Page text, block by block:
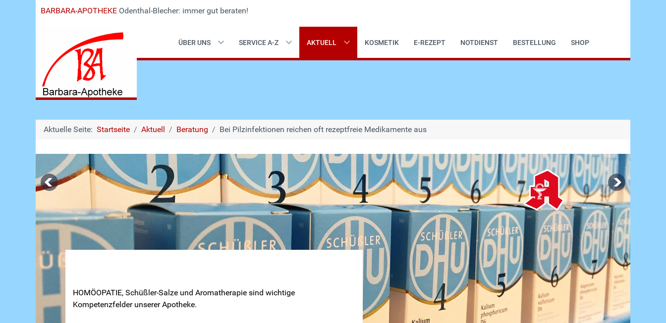
BARBARA-APOTHEKE Odenthal-Blecher: immer gut beraten!
ÜBER UNS SERVICE A-Z AKTUELL KOSMETIK E-REZEPT NOTDIENST BESTELLUNG SHOP
Aktuelle Seite: Startseite Aktuell Beratung Bei Pilzinfektionen reichen oft rezeptfreie Medikamente aus
HOMÖOPATIE, Schüßler-Salze und Aromatherapie sind wichtige
Kompetenzfelder unserer Apotheke.